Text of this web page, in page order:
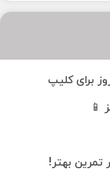
برای کلیپ
📱
تمرین بهتر!